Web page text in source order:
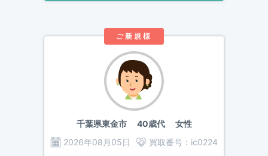
ご新規様
千葉県東金市40歳代 女性
2026年08月05日
買取番号： ic0224